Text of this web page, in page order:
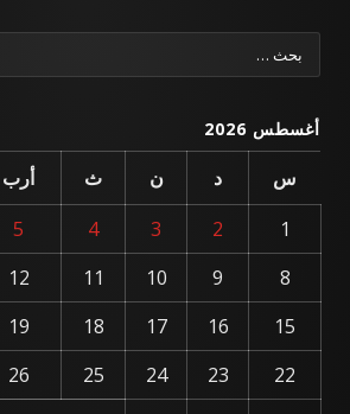
عن:
أغسطس 2026
س د ن ث أرب
1
2
3
4
5
8
9
10
11
12
15
16
17
18
19
22
23
24
25
26